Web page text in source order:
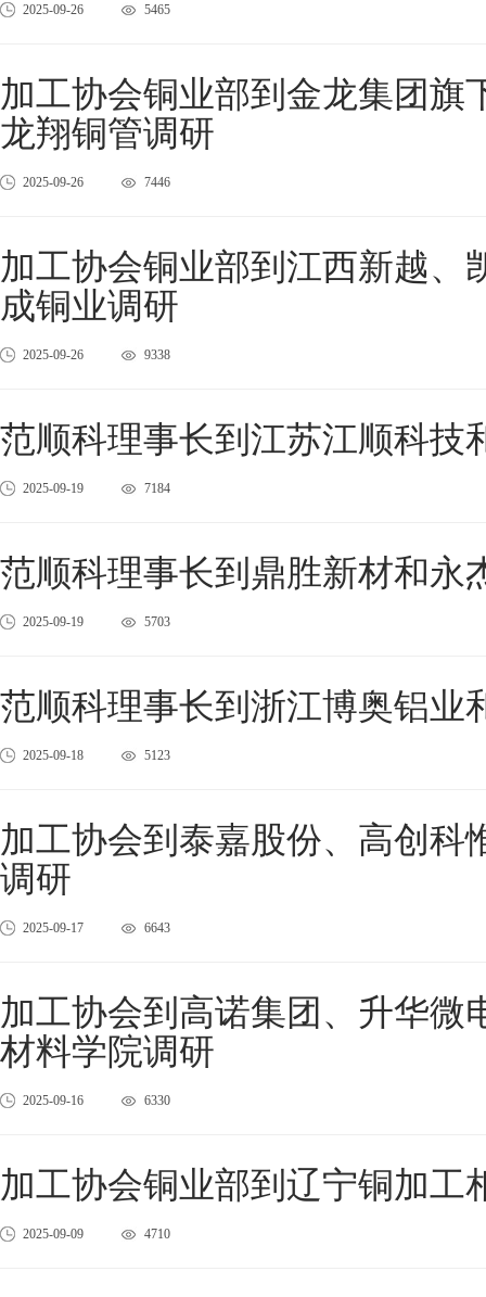
2025-09-26 5465
加工协会铜业部到金龙集团旗
龙翔铜管调研
2025-09-26 7446
加工协会铜业部到江西新越、
成铜业调研
2025-09-26 9338
范顺科理事长到江苏江顺科技
2025-09-19 7184
范顺科理事长到鼎胜新材和永
2025-09-19 5703
范顺科理事长到浙江博奥铝业
2025-09-18 5123
加工协会到泰嘉股份、高创科
调研
2025-09-17 6643
加工协会到高诺集团、升华微
材料学院调研
2025-09-16 6330
加工协会铜业部到辽宁铜加工
2025-09-09 4710